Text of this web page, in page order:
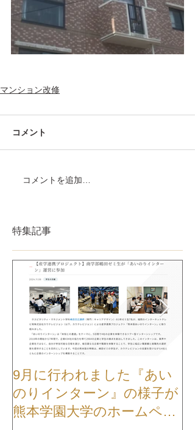
マンション改修
コメント
コメントを追加…
特集記事
9月に行われました『あい
のりインターン』の様子が
熊本学園大学のホームペー